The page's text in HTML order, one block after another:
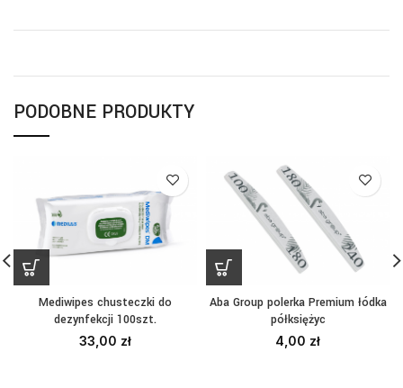
PODOBNE PRODUKTY
Mediwipes chusteczki do
dezynfekcji 100szt.
33,00 zł
Aba Group polerka Premium łódka
półksiężyc
4,00 zł